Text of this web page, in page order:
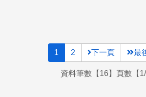
1 2 下一頁 最
資料筆數【16】頁數【1/